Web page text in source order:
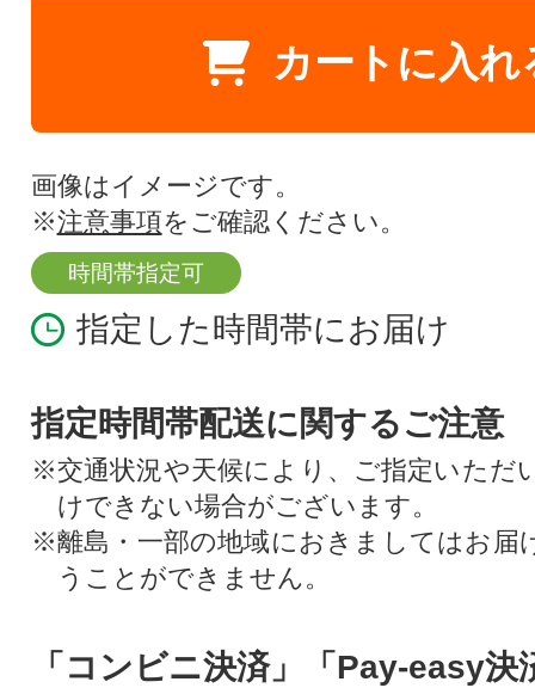
カートに入れ
画像はイメージです。
※注意事項をご確認ください。
時間帯指定可
指定した時間帯にお届け
指定時間帯配送に関するご注意
※交通状況や天候により、ご指定いただ
けできない場合がございます。
※離島・一部の地域におきましてはお届
うことができません。
「コンビニ決済」「Pay-easy決